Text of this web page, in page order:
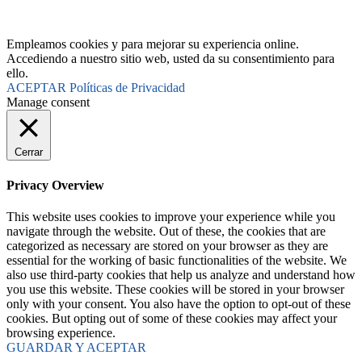
Empleamos cookies y para mejorar su experiencia online.
Accediendo a nuestro sitio web, usted da su consentimiento para
ello.
ACEPTAR Políticas de Privacidad
Manage consent
Cerrar
Privacy Overview
This website uses cookies to improve your experience while you
navigate through the website. Out of these, the cookies that are
categorized as necessary are stored on your browser as they are
essential for the working of basic functionalities of the website. We
also use third-party cookies that help us analyze and understand how
you use this website. These cookies will be stored in your browser
only with your consent. You also have the option to opt-out of these
cookies. But opting out of some of these cookies may affect your
browsing experience.
GUARDAR Y ACEPTAR